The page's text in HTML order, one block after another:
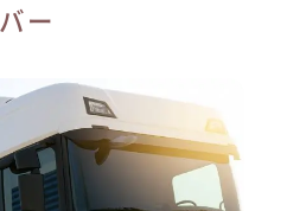
ー